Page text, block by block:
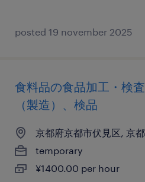
posted 19 november 2025
食料品の食品加工・検
（製造）、検品
京都府京都市伏見区, 京
temporary
¥1400.00 per hour